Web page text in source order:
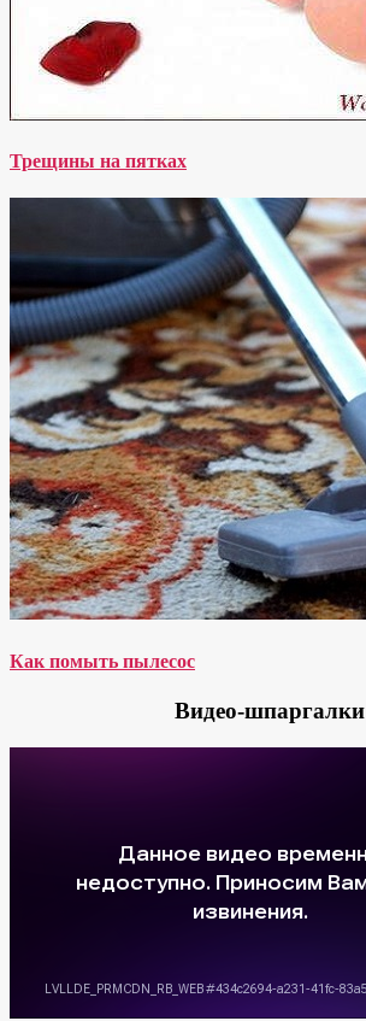
Трещины на пятках
Как помыть пылесос
Видео-шпаргалки